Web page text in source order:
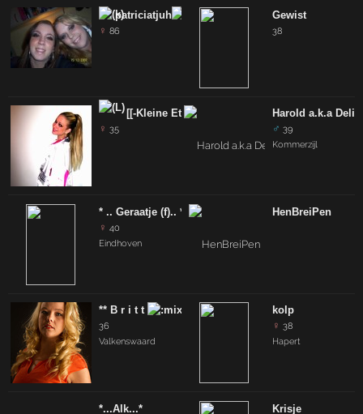
patriciatjuh
♀ 86
[[-Kleine Etterbak-]]
♀ 35
* .. Geraatje (f).. *
♀ 40
Eindhoven
** B r i t t
36
Valkenswaard
*...Alk...*
Gewist
38
Harold a.k.a
♂ 39
Kommerzijl
HenBreiPen
kolp
♀ 38
Hapert
Krisje